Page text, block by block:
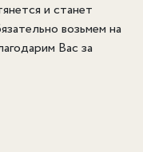
и станет
возьмем на
Вас за